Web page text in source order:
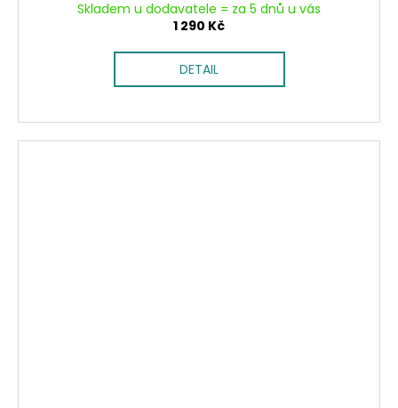
Skladem u dodavatele = za 5 dnů u vás
1 290 Kč
DETAIL